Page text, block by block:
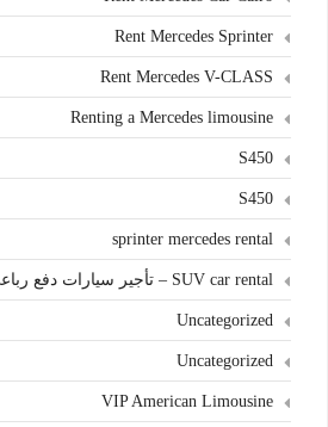
Rent Mercedes Sprinter
Rent Mercedes V-CLASS
Renting a Mercedes limousine
S450
S450
sprinter mercedes rental
SUV car rental – تأجير سيارات دفع رباعي 4*4 مع سائق
Uncategorized
Uncategorized
VIP American Limousine